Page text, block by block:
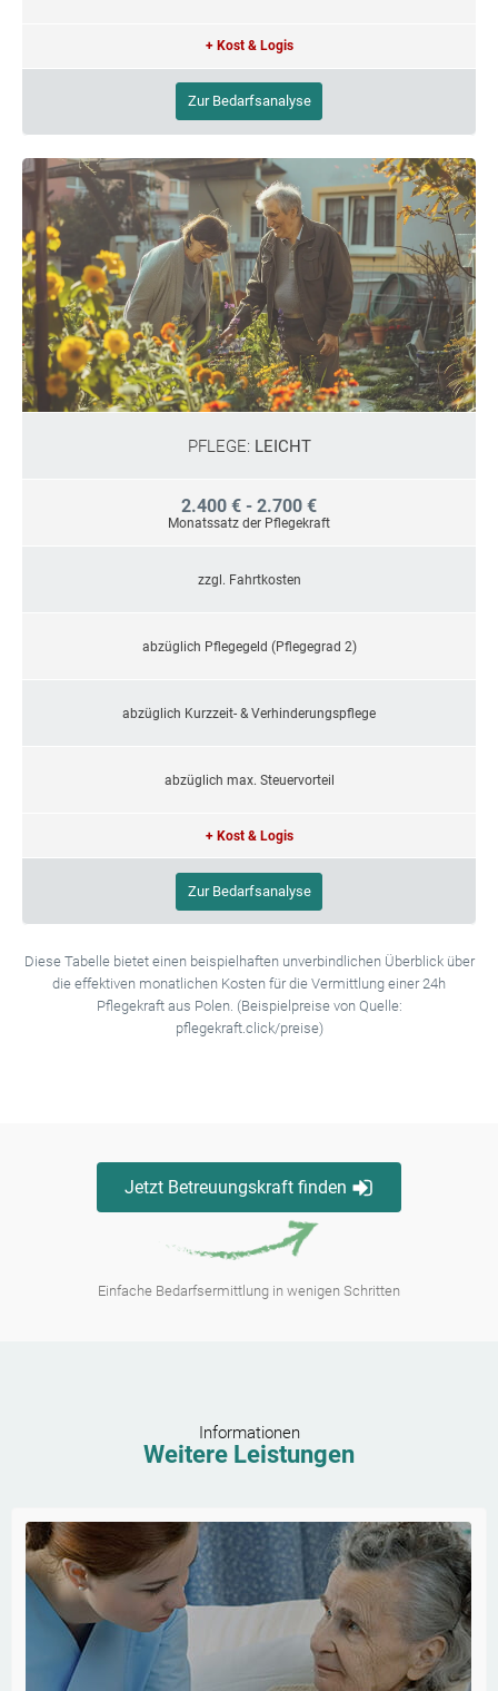
+ Kost & Logis
Zur Bedarfsanalyse
PFLEGE: LEICHT
2.400 € - 2.700 €
Monatssatz der Pflegekraft
zzgl. Fahrtkosten
abzüglich Pflegegeld (Pflegegrad 2)
abzüglich Kurzzeit- & Verhinderungspflege
abzüglich max. Steuervorteil
+ Kost & Logis
Zur Bedarfsanalyse
Diese Tabelle bietet einen beispielhaften unverbindlichen Überblick über
die effektiven monatlichen Kosten für die Vermittlung einer 24h
Pflegekraft aus Polen. (Beispielpreise von Quelle:
pflegekraft.click/preise)
Jetzt Betreuungskraft finden
Einfache Bedarfsermittlung in wenigen Schritten
Informationen
Weitere Leistungen